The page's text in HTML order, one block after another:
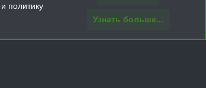
Главная
R
S
политику
Узнать больше...